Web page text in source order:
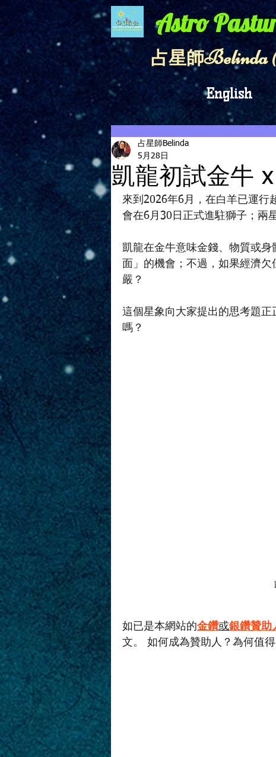
Astro
​占星師Belinda
English
凱龍初試金牛
占星師Belinda
5月28日
來到2026年6月，在白羊已運行
會在6月30日正式進駐獅子；兩
凱龍在金牛意味金錢、物質或
面」的機會；不過，如果經濟
嚴？
這個星象向大家提出的思考題
嗎？
如已是本網站的金鑽或銀鑽贊助
文。 如何成為贊助人？為何值得